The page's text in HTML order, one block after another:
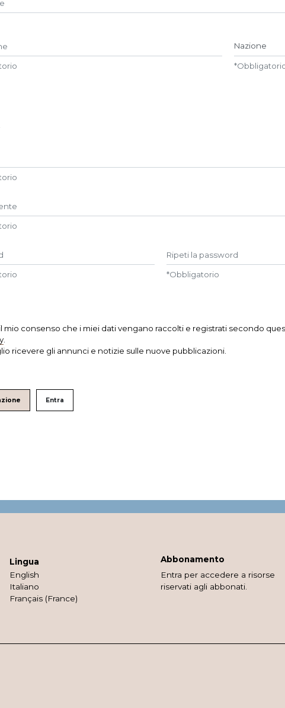
Nazione
*
*Obbligatorio
mio consenso che i miei dati vengano raccolti e registrati secondo
ricevere gli annunci e notizie sulle nuove pubblicazioni.
Entra
Lingua
English
Italiano
Français (France)
Abbonamento
Entra per accedere a risorse
riservati agli abbonati.